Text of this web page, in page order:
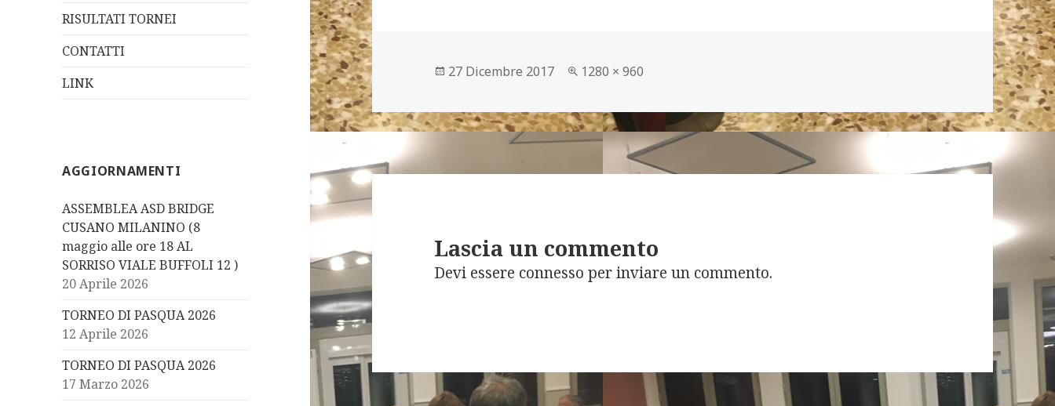
RISULTATI TORNEI
CONTATTI
LINK
AGGIORNAMENTI
ASSEMBLEA ASD BRIDGE
CUSANO MILANINO (8
maggio alle ore 18 AL
SORRISO VIALE BUFFOLI 12 )
20 Aprile 2026
TORNEO DI PASQUA 2026
12 Aprile 2026
TORNEO DI PASQUA 2026
17 Marzo 2026
Scritto
27 Dicembre 2017
Dimensione
1280 × 960
Lascia un commento
Devi essere connesso per inviare un commento.